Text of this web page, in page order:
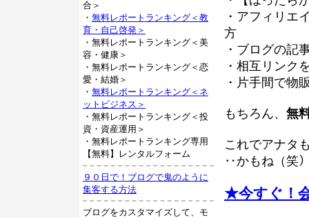
・アフィリエ
方
・ブログの記
・相互リンク
・片手間で物
もちろん、 無
これでアナタ
‥かもね（笑
★今すぐ！
合＞
・ 無料レポートランキング＜教
育・自己啓発＞
・無料レポートランキング＜美
容・健康＞
・無料レポートランキング＜恋
愛・結婚＞
・ 無料レポートランキング＜ネ
ットビジネス＞
・無料レポートランキング＜投
資・資産運用＞
・無料レポートランキング専用
【無料】レンタルフォーム
９０日で！ブログで鬼のように
集客する方法
ブログをカスタマイズして、モ